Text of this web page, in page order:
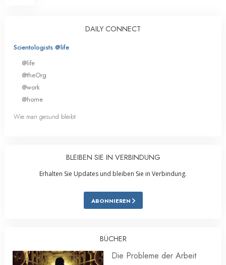
DAILY CONNECT
Scientologists @life
@life
@theOrg
@work
@home
Wie man gesund bleibt
BLEIBEN SIE IN VERBINDUNG
Erhalten Sie Updates und bleiben Sie in Verbindung.
ABONNIEREN
BÜCHER
Die Probleme der Arbeit